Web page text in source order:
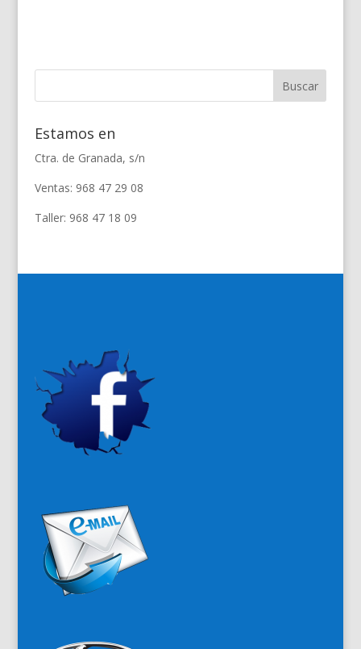
Estamos en
Ctra. de Granada, s/n
Ventas: 968 47 29 08
Taller: 968 47 18 09